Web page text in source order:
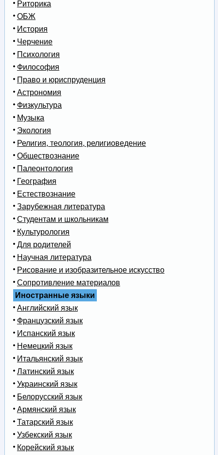
Риторика
ОБЖ
История
Черчение
Психология
Философия
Право и юриспруденция
Астрономия
Физкультура
Музыка
Экология
Религия, теология, религиоведение
Обществознание
Палеонтология
География
Естествознание
Зарубежная литература
Студентам и школьникам
Культурология
Для родителей
Научная литература
Рисование и изобразительное искусство
Сопротивление материалов
Иностранные языки
Английский язык
Французский язык
Испанский язык
Немецкий язык
Итальянский язык
Латинский язык
Украинский язык
Белорусский язык
Армянский язык
Татарский язык
Узбекский язык
Корейский язык